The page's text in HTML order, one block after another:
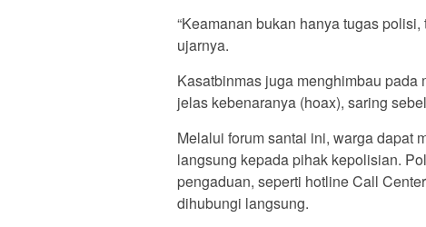
“Keamanan bukan hanya tugas
ujarnya.
Kasatbinmas juga menghimbau
jelas kebenaranya (hoax), saring
Melalui forum santai ini, warga dapat
langsung kepada pihak kepolisian.
pengaduan, seperti hotline Call
dihubungi langsung.